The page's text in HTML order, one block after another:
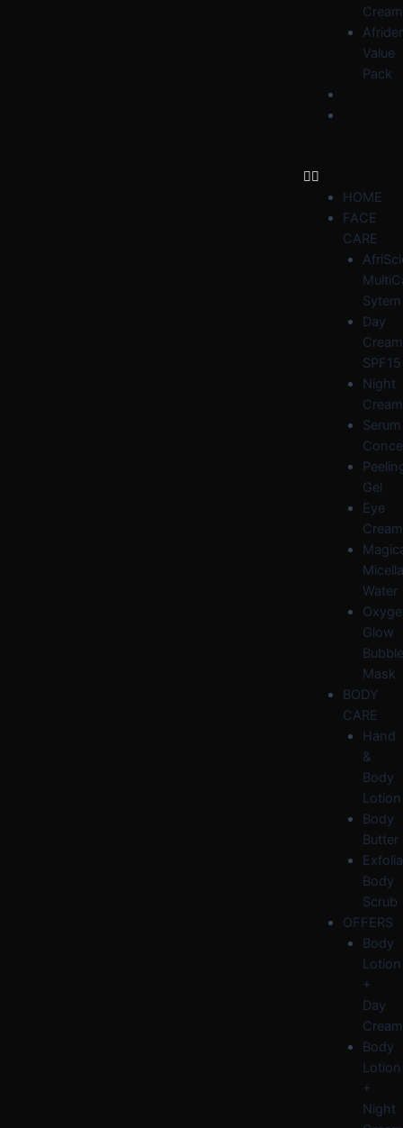
Cream
Value
Pack
HOME
FACE
CARE
Sytem
Day
Cream
SPF15
Night
Cream
Serum
Gel
Eye
Cream
Water
Glow
Bubble
Mask
BODY
CARE
Hand
&
Body
Lotion
Body
Butter
Body
Scrub
OFFERS
Body
Lotion
+
Day
Cream
Body
Lotion
+
Night